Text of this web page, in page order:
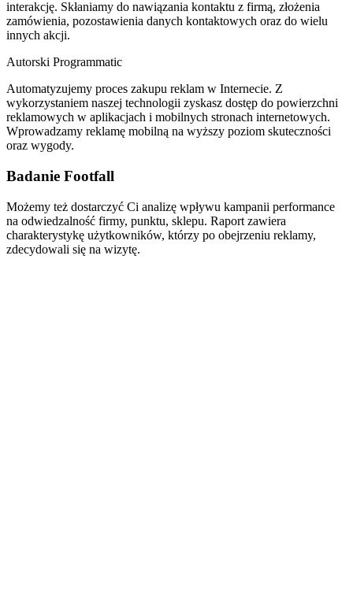
interakcję. Skłaniamy do nawiązania kontaktu z firmą, złożenia
zamówienia, pozostawienia danych kontaktowych oraz do wielu
innych akcji.
Autorski Programmatic
Automatyzujemy proces zakupu reklam w Internecie. Z
wykorzystaniem naszej technologii zyskasz dostęp do powierzchni
reklamowych w aplikacjach i mobilnych stronach internetowych.
Wprowadzamy reklamę mobilną na wyższy poziom skuteczności
oraz wygody.
Badanie Footfall
Możemy też dostarczyć Ci analizę wpływu kampanii performance
na odwiedzalność firmy, punktu, sklepu. Raport zawiera
charakterystykę użytkowników, którzy po obejrzeniu reklamy,
zdecydowali się na wizytę.